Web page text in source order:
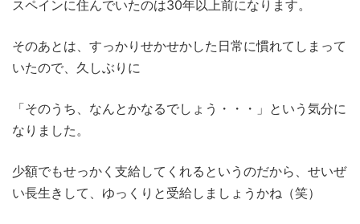
スペインに住んでいたのは30年以上前になります。
そのあとは、すっかりせかせかした日常に慣れてしまって
いたので、久しぶりに
「そのうち、なんとかなるでしょう・・・」という気分に
なりました。
少額でもせっかく支給してくれるというのだから、せいぜ
い長生きして、ゆっくりと受給しましょうかね（笑）